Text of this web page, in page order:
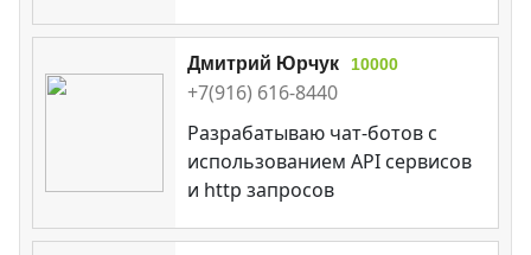
Дмитрий Юрчук 10000
+7(916) 616-8440
Разрабатываю чат-ботов с
использованием API сервисов
и http запросов